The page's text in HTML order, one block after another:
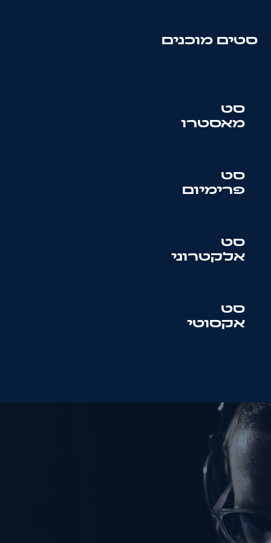
סטים מוכנים
סט
מאסטרו
סט
פרימיום
סט
אלקטרוני
סט
אקסוטי
סולטון + מוטיף
מייל: